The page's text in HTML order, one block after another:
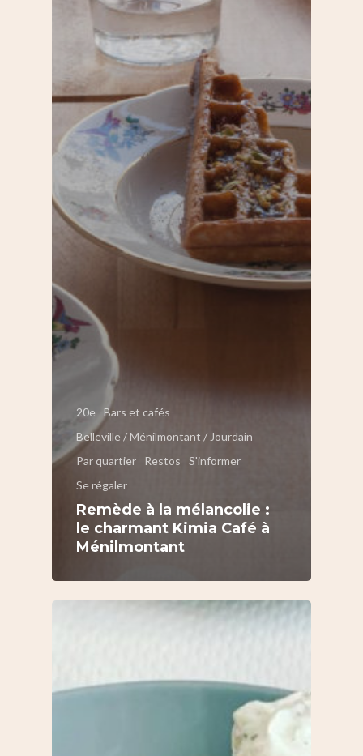
20e Bars et cafés
Belleville / Ménilmontant / Jourdain
Par quartier
Restos
S'informer
Se régaler
Remède à la mélancolie :
le charmant Kimia Café à
Ménilmontant